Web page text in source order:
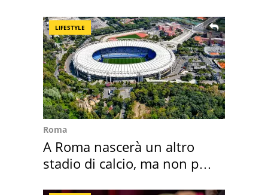
LIFESTYLE
Roma
A Roma nascerà un altro
stadio di calcio, ma non per